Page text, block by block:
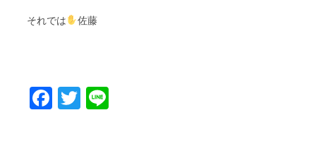
それでは 佐藤
Facebook
Twitter